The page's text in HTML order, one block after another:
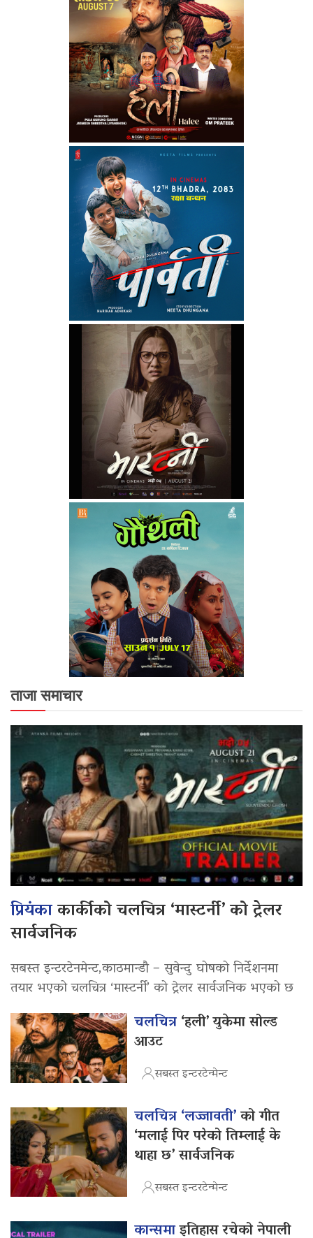
ताजा समाचार
प्रियंकाकार्कीको चलचित्र ‘मास्टर्नी’ को ट्रेलर
सार्वजनिक
सबस्त इन्टरटेनमेन्ट,काठमान्डौ – सुवेन्दु घोषको निर्देशनमा
तयार भएको चलचित्र ‘मास्टर्नी’ को ट्रेलर सार्वजनिक भएको छ
चलचित्र‘हली’ युकेमा सोल्ड
आउट
सबस्त इन्टरटेन्मेन्ट
चलचित्र ‘लज्जावती’को गीत
‘मलाई पिर परेको तिम्लाई के
थाहा छ’ सार्वजनिक
सबस्त इन्टरटेन्मेन्ट
कान्समाइतिहास रचेको नेपाली